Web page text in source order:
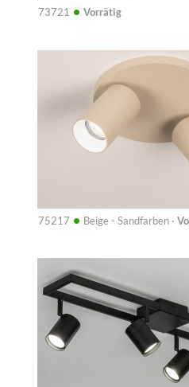
73721 • Vorrätig
75217 • Beige - Sandfarben ·
Info
Info